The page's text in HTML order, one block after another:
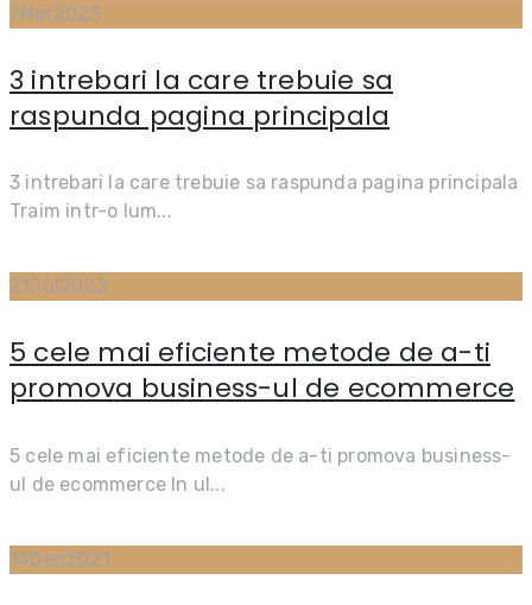
7Mar2023
3 intrebari la care trebuie sa
raspunda pagina principala
3 intrebari la care trebuie sa raspunda pagina principala
Traim intr-o lum...
21Jul2022
5 cele mai eficiente metode de a-ti
promova business-ul de ecommerce
5 cele mai eficiente metode de a-ti promova business-
ul de ecommerce In ul...
14Dec2021